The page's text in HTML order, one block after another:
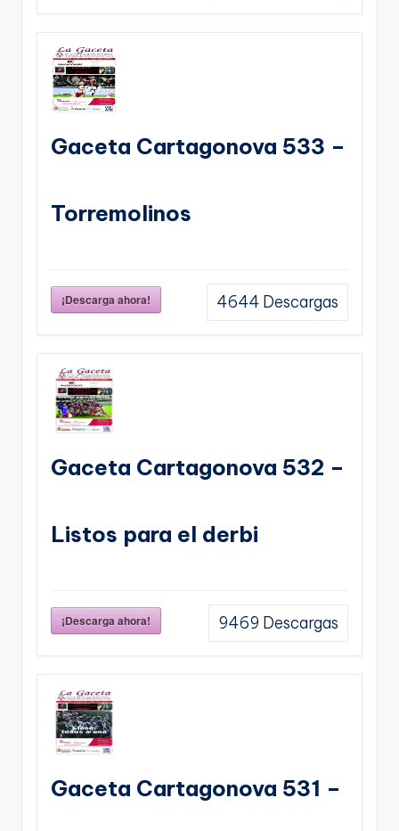
Gaceta Cartagonova 533 –
Torremolinos
¡Descarga ahora! 4644 Descargas
Gaceta Cartagonova 532 –
Listos para el derbi
¡Descarga ahora! 9469 Descargas
Gaceta Cartagonova 531 –